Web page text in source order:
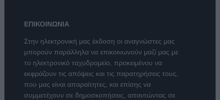
ΕΠΙΚΟΙΝΩΝΙΑ
Στην ηλεκτρονική μας έκδοση οι αναγνώστες μας
μπορούν παράλληλα να επικοινωνούν μαζί μας με
το ηλεκτρονικό ταχυδρομείο, προκειμένου να
εκφράζουν τις απόψεις και τις παρατηρήσεις τους,
που μας είναι απαραίτητες, και επίσης να
συμμετέχουν σε δημοσκοπήσεις, απαντώντας σε